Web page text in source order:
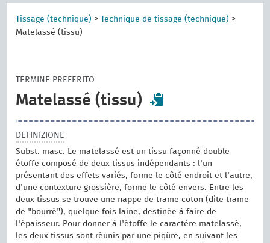
per
la
Tissage (technique) > Technique de tissage (technique) >
Matelassé (tissu)
TERMINE PREFERITO
Matelassé (tissu)
DEFINIZIONE
Subst. masc. Le matelassé est un tissu façonné double
étoffe composé de deux tissus indépendants : l'un
présentant des effets variés, forme le côté endroit et l'autre,
d'une contexture grossière, forme le côté envers. Entre les
deux tissus se trouve une nappe de trame coton (dite trame
de "bourré"), quelque fois laine, destinée à faire de
l'épaisseur. Pour donner à l'étoffe le caractère matelassé,
les deux tissus sont réunis par une piqûre, en suivant les